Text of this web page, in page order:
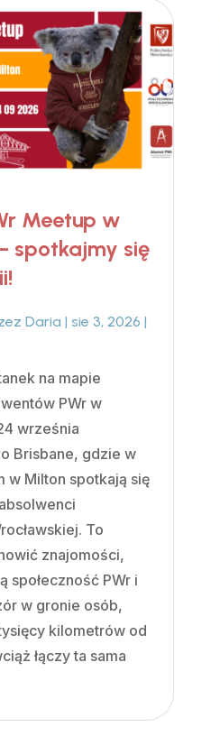
Meetup w
spotkajmy się
Daria | sie 3, 2026 |
na mapie
PWr w
września
Brisbane, gdzie w
w Milton spotkają się
To
znajomości,
społeczność PWr i
w gronie osób,
kilometrów od
łączy ta sama